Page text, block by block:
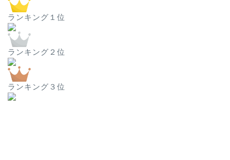
ランキング１位
ランキング２位
ランキング３位